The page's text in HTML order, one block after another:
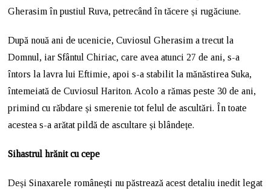
Gherasim în pustiul Ruva, petrecând în tăcere și rugăciune.
După nouă ani de ucenicie, Cuviosul Gherasim a trecut la
Domnul, iar Sfântul Chiriac, care avea atunci 27 de ani, s-a
întors la lavra lui Eftimie, apoi s-a stabilit la mănăstirea Suka,
întemeiată de Cuviosul Hariton. Acolo a rămas peste 30 de ani,
primind cu răbdare și smerenie tot felul de ascultări. În toate
acestea s-a arătat pildă de ascultare și blândețe.
Sihastrul hrănit cu cepe
Deși Sinaxarele românești nu păstrează acest detaliu inedit legat